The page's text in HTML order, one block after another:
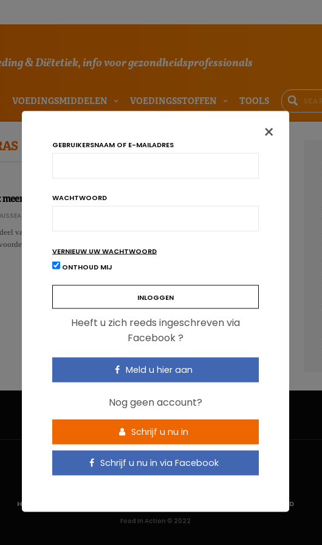
& Diëtetiek, info voor gezondheidsprofessionals
VOEDINGSMIDDELEN VOEDINGSSTOFFEN TOOLS
beschermend voor het hart dan omega-3
van de mensen, of ze nu gezond zijn of een cardiovasculaire ziekte hebben
kunnen halen uit een regelmatige consumptie van …
×
GEBRUIKERSNAAM OF E-MAILADRES
WACHTWOORD
VERNIEUW UW WACHTWOORD
ONTHOUD MIJ
Heeft u zich reeds ingeschreven via
Facebook ?
Meld u hier aan
Nog geen account?
Schrijf u nu in
Schrijf u nu in via Facebook
HOME PRIVACYBELEID
Food In Action © 2022